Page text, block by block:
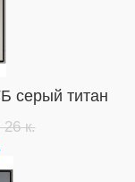
серый титан
к.